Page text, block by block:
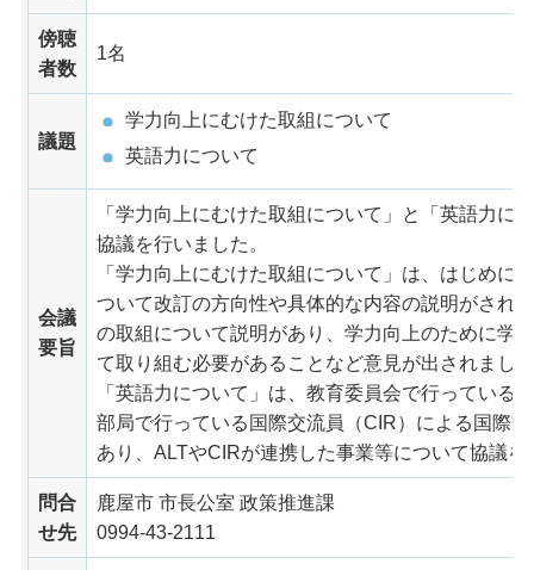
傍聴
者数
1名
議題
学力向上にむけた取組について
英語力について
会議
要旨
「学力向上にむけた取組について」と「英語力に
協議を行いました。
「学力向上にむけた取組について」は、はじめに
ついて改訂の方向性や具体的な内容の説明がされ
の取組について説明があり、学力向上のために学
て取り組む必要があることなど意見が出されまし
「英語力について」は、教育委員会で行っている
部局で行っている国際交流員（CIR）による国際
あり、ALTやCIRが連携した事業等について協議を
問合
せ先
鹿屋市 市長公室 政策推進課
0994-43-2111